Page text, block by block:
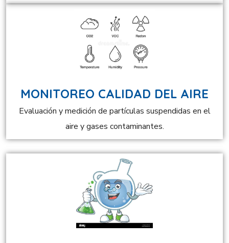
MONITOREO CALIDAD DEL AIRE
Evaluación y medición de partículas suspendidas en el
aire y gases contaminantes.